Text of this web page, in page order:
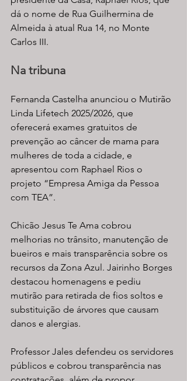
dá o nome de Rua Guilhermina de
Almeida à atual Rua 14, no Monte
Carlos III.
Na tribuna
Fernanda Castelha anunciou o Mutirão
Linda Lifetech 2025/2026, que
oferecerá exames gratuitos de
prevenção ao câncer de mama para
mulheres de toda a cidade, e
apresentou com Raphael Rios o
projeto “Empresa Amiga da Pessoa
com TEA”.
Chicão Jesus Te Ama cobrou
melhorias no trânsito, manutenção de
bueiros e mais transparência sobre os
recursos da Zona Azul. Jairinho Borges
destacou homenagens e pediu
mutirão para retirada de fios soltos e
substituição de árvores que causam
danos e alergias.
Professor Jales defendeu os servidores
públicos e cobrou transparência nas